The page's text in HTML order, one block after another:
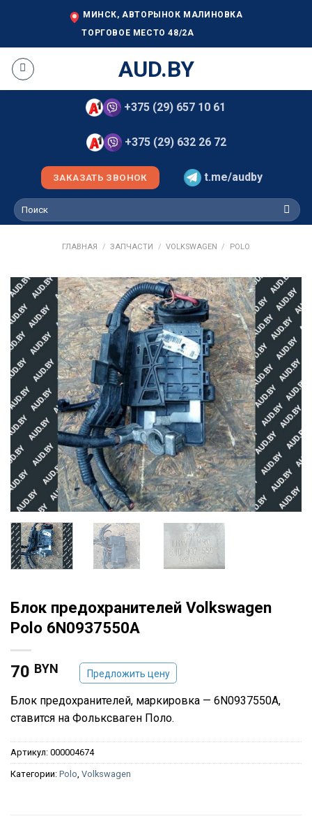
МИНСК, АВТОРЫНОК МАЛИНОВКА
ТОРГОВОЕ МЕСТО 48/2А
AUD.BY
+375 (29) 657 10 61
+375 (29) 632 26 72
ЗАКАЗАТЬ ЗВОНОК t.me/audby
Искать:
ГЛАВНАЯ / ЗАПЧАСТИ / VOLKSWAGEN / POLO
Блок предохранителей Volkswagen
Polo 6N0937550A
70 BYN Предложить цену
Блок предохранителей, маркировка — 6N0937550A,
ставится на Фольксваген Поло.
Артикул: 000004674
Категории: Polo, Volkswagen